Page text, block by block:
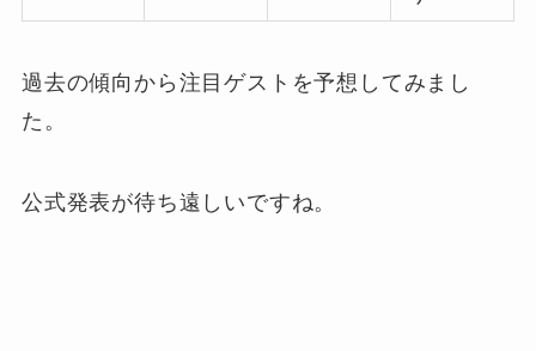
過去の傾向から注目ゲストを予想してみまし
た。
公式発表が待ち遠しいですね。